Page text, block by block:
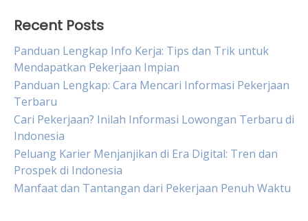
Recent Posts
Panduan Lengkap Info Kerja: Tips dan Trik untuk
Mendapatkan Pekerjaan Impian
Panduan Lengkap: Cara Mencari Informasi Pekerjaan
Terbaru
Cari Pekerjaan? Inilah Informasi Lowongan Terbaru di
Indonesia
Peluang Karier Menjanjikan di Era Digital: Tren dan
Prospek di Indonesia
Manfaat dan Tantangan dari Pekerjaan Penuh Waktu